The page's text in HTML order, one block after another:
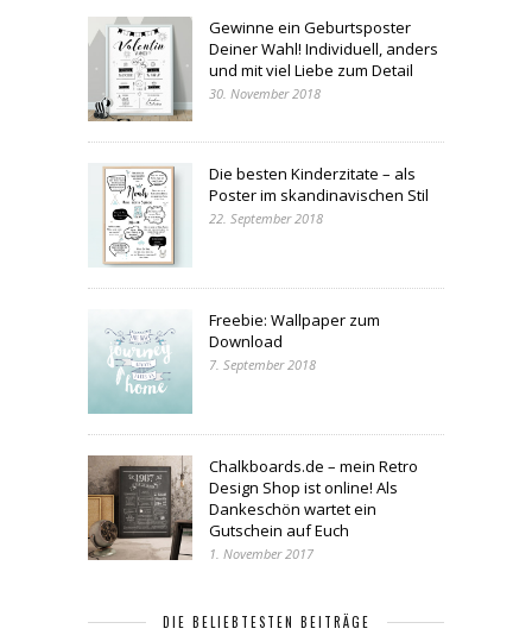
Gewinne ein Geburtsposter
Deiner Wahl! Individuell, anders
und mit viel Liebe zum Detail
30. November 2018
Die besten Kinderzitate – als
Poster im skandinavischen Stil
22. September 2018
Freebie: Wallpaper zum
Download
7. September 2018
Chalkboards.de – mein Retro
Design Shop ist online! Als
Dankeschön wartet ein
Gutschein auf Euch
1. November 2017
DIE BELIEBTESTEN BEITRÄGE